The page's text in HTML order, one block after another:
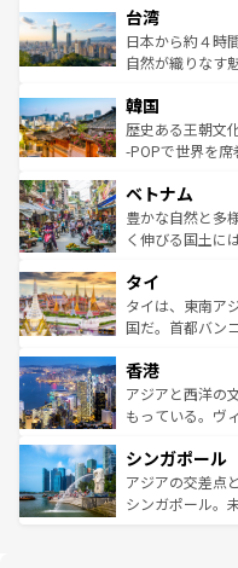
情報は
人々、おいしい
ク、伝統的なフ
っている。訪れ
はコンテンツ一覧
リアリーフや大
ク）、タスマニ
ど、見どころが
いる。アクティ
ビング、ハイキ
い。オーストラ
参照してほしい。
台湾
日本から約４時
自然が織りなす
ン）、静ひつな
と山間の静けさ
驚きをもたらし
容にもいいと評
が味
照してほしい。
韓国
歴史ある王朝文
-POPで世界を
き、地方に足を
できる。そして
まで、さまざま
リティに包まれ
覧を参照してほ
ベトナム
豊かな自然と多
く伸びる国土に
急速な発展と共
ーチミン市のフ
醸し出している
とつ。フォーや
ひ現地で味わい
が旅行者を迎え
参照してほしい。
タイ
タイは、東南ア
国だ。首都バン
の活気が交差し
帯で自然と触れ
いビーチでリゾ
激する。気候は
が待っている。
た文化、そして
香港
アジアと西洋の
もっている。ヴ
み、どこを訪れ
ており、効率よ
うな絶景から文
シンガポール
アジアの交差点
シンガポール。